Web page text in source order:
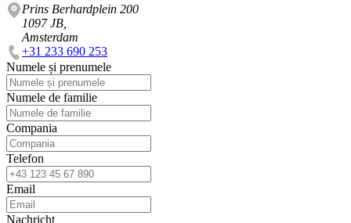
Prins Berhardplein 200
1097 JB,
Amsterdam
+31 233 690 253
Numele și prenumele
Numele de familie
Compania
Telefon
Email
Nachricht